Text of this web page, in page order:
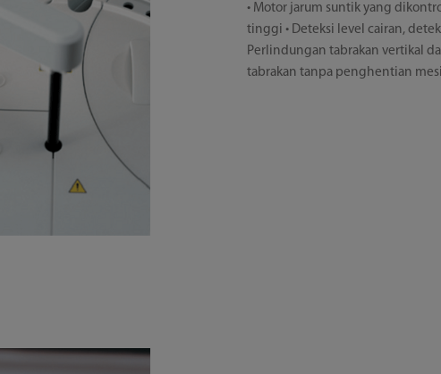
• Motor jarum suntik yang
tinggi • Deteksi level cairan,
Perlindungan tabrakan vertikal
tabrakan tanpa penghentian